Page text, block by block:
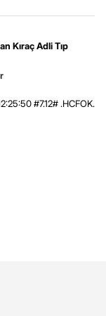
Kıraç Adli Tıp
#7.12# .HCFOK.